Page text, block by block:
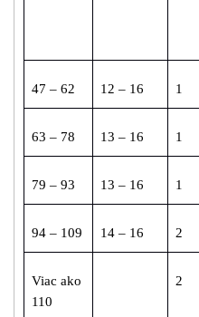
47 – 62 12 – 16 1
63 – 78 13 – 16 1
79 – 93 13 – 16 1
94 – 109 14 – 16 2
Viac ako
110
2